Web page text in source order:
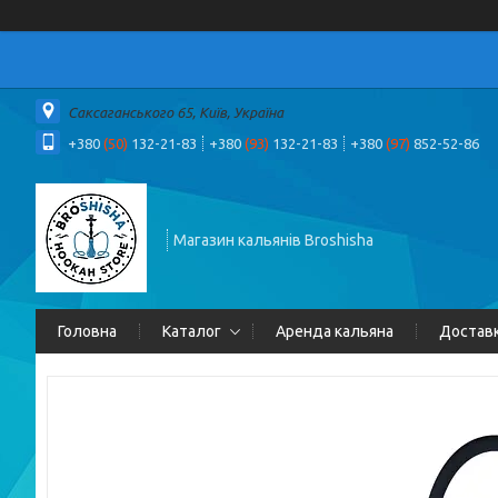
Саксаганського 65, Київ, Україна
+380 (50) 132-21-83 +380 (93) 132-21-83 +380 (97) 852-52-86
Магазин кальянів Broshisha
Головна Каталог Аренда кальяна